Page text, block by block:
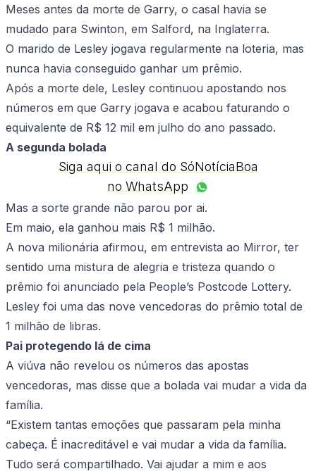
Meses antes da morte de Garry, o casal havia se
mudado para Swinton, em Salford, na Inglaterra.
O marido de Lesley jogava regularmente na loteria, mas
nunca havia conseguido ganhar um prêmio.
Após a morte dele, Lesley continuou apostando nos
números em que Garry jogava e acabou faturando o
equivalente de R$ 12 mil em julho do ano passado.
A segunda bolada
Siga aqui o canal do SóNotíciaBoa
no WhatsApp
Mas a sorte grande não parou por ai.
Em maio, ela ganhou mais R$ 1 milhão.
A nova milionária afirmou, em entrevista ao Mirror, ter
sentido uma mistura de alegria e tristeza quando o
prêmio foi anunciado pela People’s Postcode Lottery.
Lesley foi uma das nove vencedoras do prêmio total de
1 milhão de libras.
Pai protegendo lá de cima
A viúva não revelou os números das apostas
vencedoras, mas disse que a bolada vai mudar a vida da
família.
“Existem tantas emoções que passaram pela minha
cabeça. É inacreditável e vai mudar a vida da família.
Tudo será compartilhado. Vai ajudar a mim e aos